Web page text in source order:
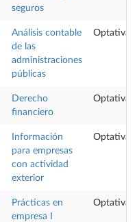
seguros
Análisis contable
de las
administraciones
públicas
Optativa
Derecho
financiero
Optativa
Información
para empresas
con actividad
exterior
Optativa
Prácticas en
empresa I
Optativa